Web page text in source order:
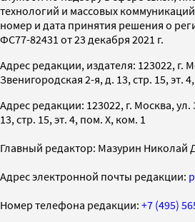
технологий и массовых
номер и дата принятия решения о
ФС77-82431 от 23 декабря 2021 г.
Адрес редакции, издателя: 123022, г.
Звенигородская 2-я, д. 13, стр. 15, эт.
Адрес редакции: 123022, г. Москва,
13, стр. 15, эт. 4, пом. X, ком. 1
Главный редактор: Мазурин Николай
Адрес электронной почты редакции:
Номер телефона редакции: +7 (495)